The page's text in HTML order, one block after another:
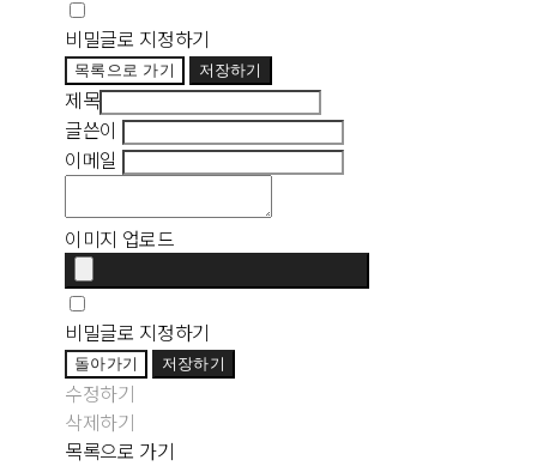
비밀글로 지정하기
목록으로 가기 저장하기
제목
글쓴이
이메일
이미지 업로드
비밀글로 지정하기
돌아가기 저장하기
수정하기
삭제하기
목록으로 가기